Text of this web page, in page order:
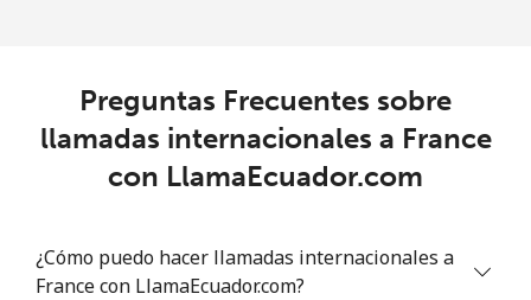
Celular ⁦33.9¢⁩ 29 min por ⁦$10⁩
Preguntas Frecuentes sobre
llamadas internacionales a France
con LlamaEcuador.com
¿Cómo puedo hacer llamadas internacionales a
France con LlamaEcuador.com?